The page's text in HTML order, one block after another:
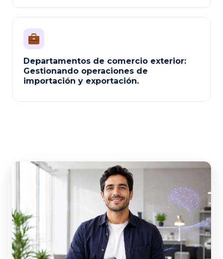
Departamentos de comercio exterior:
Gestionando operaciones de
importación y exportación.